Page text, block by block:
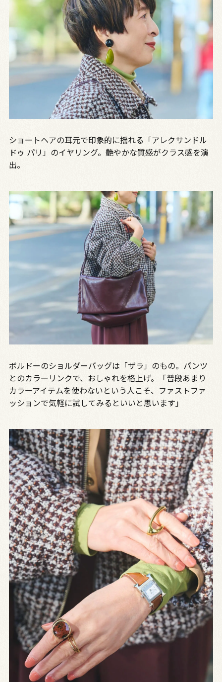
ショートヘアの耳元で印象的に揺れる「アレクサンドル
ドゥ パリ」のイヤリング。艶やかな質感がクラス感を演
出。
ボルドーのショルダーバッグは「ザラ」のもの。パンツ
とのカラーリンクで、おしゃれを格上げ。「普段あまり
カラーアイテムを使わないという人こそ、ファストファ
ッションで気軽に試してみるといいと思います」